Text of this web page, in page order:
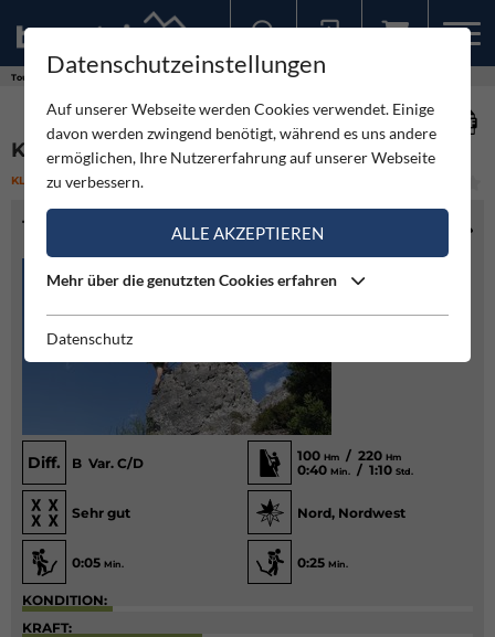
Touren
KALI STEIG - KINDER - KLETTERSTEIG
KLETTERSTEIG LEICHT
TOURENINFO
Diff. B Var. C/D 100 Hm / 220 Hm
0:40 Min. / 1:10 Std.
Sehr gut Nord, Nordwest
0:05 Min. 0:25 Min.
KONDITION:
KRAFT:
Datenschutzeinstellungen
Auf unserer Webseite werden Cookies verwendet. Einige
davon werden zwingend benötigt, während es uns andere
ermöglichen, Ihre Nutzererfahrung auf unserer Webseite
zu verbessern.
ALLE AKZEPTIEREN
Mehr über die genutzten Cookies erfahren
Datenschutz